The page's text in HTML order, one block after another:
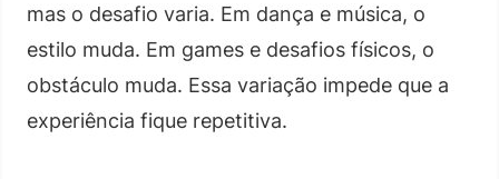
mas o desafio varia. Em dança e música, o
estilo muda. Em games e desafios físicos, o
obstáculo muda. Essa variação impede que a
experiência fique repetitiva.